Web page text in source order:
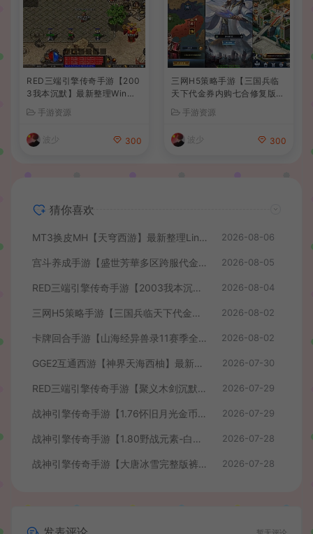
RED三端引擎传奇手游【200
3我本沉默】最新整理Win系
服务端+安卓苹果PC三端+详
细搭建教程
手游资源
波少 300
三网H5策略手游【三国兵临
天下代金券内购七合修复版】
最新整理单机一键即玩镜像端
+Linux手工服务端+管理后台
+GM授权后台+简易安卓客户
端+详细搭建教程+视频教程
手游资源
波少 300
猜你喜欢
MT3换皮MH【天穹西游】最新整理Linux手工服务端+安卓苹果双端+GM后台+详细搭建教程+全套源码+视频教程 2026-08-06
宫斗养成手游【盛世芳華多区跨服代金券本地优化版】最新整理单机一键即玩端+Linux手工服务端+CDK授权后台+安卓+详细搭建教程 2026-08-05
RED三端引擎传奇手游【2003我本沉默】最新整理Win系服务端+安卓苹果PC三端+详细搭建教程 2026-08-04
三网H5策略手游【三国兵临天下代金券内购七合修复版】最新整理单机一键即玩镜像端+Linux手工服务端+管理后台+GM授权后台+简易安卓客户端+详细搭建教程+视频教程 2026-08-02
卡牌回合手游【山海经异兽录11赛季全人物代金券内购版】最新整理WIN系服务端+授权GM后台+管理后台+热更修改工具+安卓+详细搭建教程 2026-08-02
GGE2互通西游【神界天海西柚】最新整理Win系服务端+安卓苹果PC三端+内置GM工具+全套源码+详细搭建教程+视频教程 2026-07-30
RED三端引擎传奇手游【聚义木剑沉默高仿嘟嘟沉默】最新整理Win系服务端+安卓苹果PC三端+详细搭建教程 2026-07-29
战神引擎传奇手游【1.76怀旧月光金币版】最新整理Win系复古服务端+安卓苹果双端+GM授权物品后台+详细搭建教程 2026-07-29
战神引擎传奇手游【1.80野战元素-白猪7.2免授权】最新整理Win系特色服务端+安卓+GM授权物品后台+详细搭建教程 2026-07-28
战神引擎传奇手游【大唐冰雪完整版裤衩7.0免授权】最新整理Win系特色服务端+GM授权后台+安卓苹果双端+详细搭建教程 2026-07-28